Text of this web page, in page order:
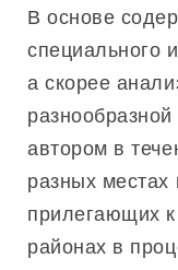
В основе
специального
а скорее
автором в
разных местах
прилегающих
районах в